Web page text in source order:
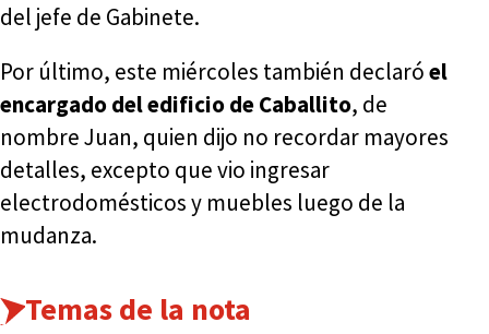
del jefe de Gabinete.
Por último, este miércoles también declaróel
encargado del edificio de Caballito, de
nombre Juan, quien dijo no recordar mayores
detalles, excepto que vio ingresar
electrodomésticos y muebles luego de la
mudanza.
Temas de la nota